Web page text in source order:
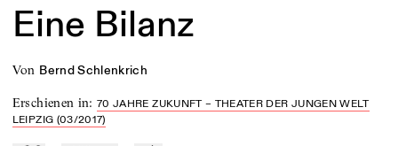
Eine Bilanz
von Bernd Schlenkrich
Erschienen in:70 JAHRE ZUKUNFT – THEATER DER JUNGEN WELT
LEIPZIG (03/2017)